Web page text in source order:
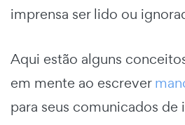
imprensa ser lido ou
Aqui estão alguns
em mente ao escrever
para seus comunicados de